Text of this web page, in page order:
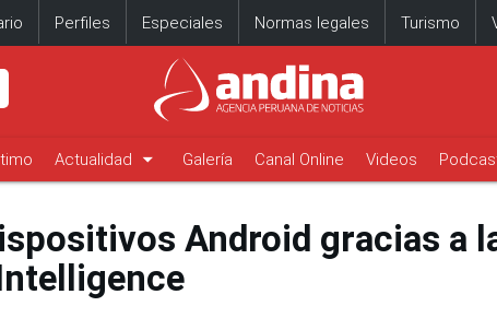
Perfiles Especiales Normas legales Turismo
Actualidad arrow_drop_down Galería Canal Online Videos
Android gracias a